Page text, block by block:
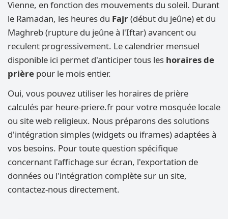
Vienne, en fonction des mouvements du soleil. Durant
le Ramadan, les heures du Fajr(début du jeûne) et du
Maghreb (rupture du jeûne à l'Iftar) avancent ou
reculent progressivement. Le calendrier mensuel
disponible ici permet d'anticiper tous les horaires de
prière pour le mois entier.
Oui, vous pouvez utiliser les horaires de prière
calculés par heure-priere.fr pour votre mosquée locale
ou site web religieux. Nous préparons des solutions
d'intégration simples (widgets ou iframes) adaptées à
vos besoins. Pour toute question spécifique
concernant l'affichage sur écran, l'exportation de
données ou l'intégration complète sur un site,
contactez-nous directement.